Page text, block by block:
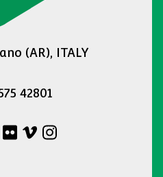
(AR), ITALY
42801